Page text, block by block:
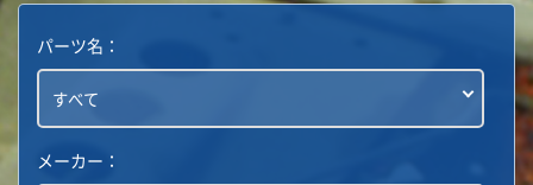
パーツ名：
メーカー：